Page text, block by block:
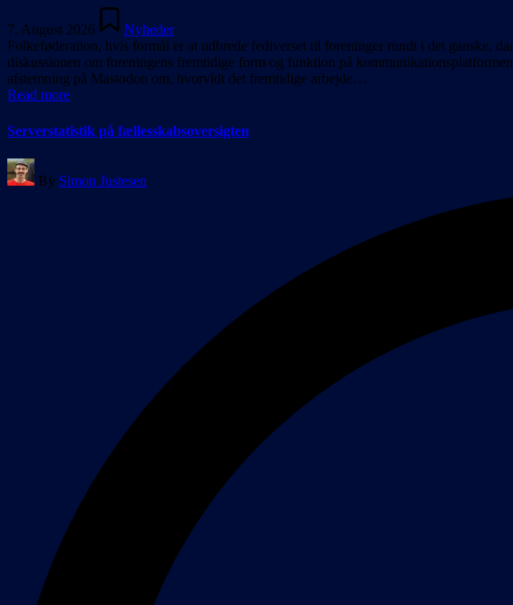
7. August 2026
Posted
in
Nyheder
Folkeføderation, hvis formål er at udbrede fediverset til foreninger rundt i det ganske,
diskussionen om foreningens fremtidige form og funktion på
afstemning på Mastodon om, hvorvidt det fremtidige arbejde…
Read more
Serverstatistik på fællesskabsoversigten
Posted
by
By Simon Justesen